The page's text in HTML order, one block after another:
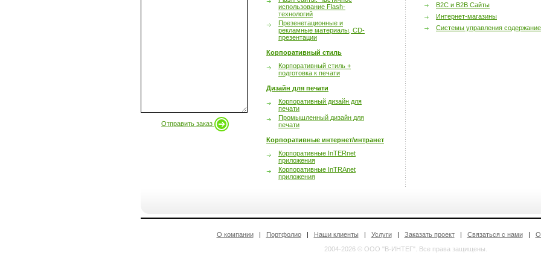
Отправить заказ
использование Flash-
технологий
Презенетационные и
рекламные материалы, CD-
презентации
Корпоративный стиль
Корпоративный стиль +
подготовка к печати
Дизайн для печати
Корпоративный дизайн для
печати
Промышленный дизайн для
печати
Корпоративные интернет/интранет
Корпоративные InTERnet
приложения
Корпоративные InTRAnet
приложения
B2C и B2B Сайты
Интернет-магазины
Системы управления
О компании| Портфолио| Наши клиенты | Услуги| Заказать проект| Связаться с нами|
2004-2026 © ООО "В-ИНТЕГ". Все права защищены.